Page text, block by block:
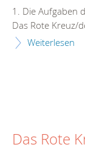
1. Die Aufgaben
Das Rote Kreuz/
Weiterlesen
Das Rote